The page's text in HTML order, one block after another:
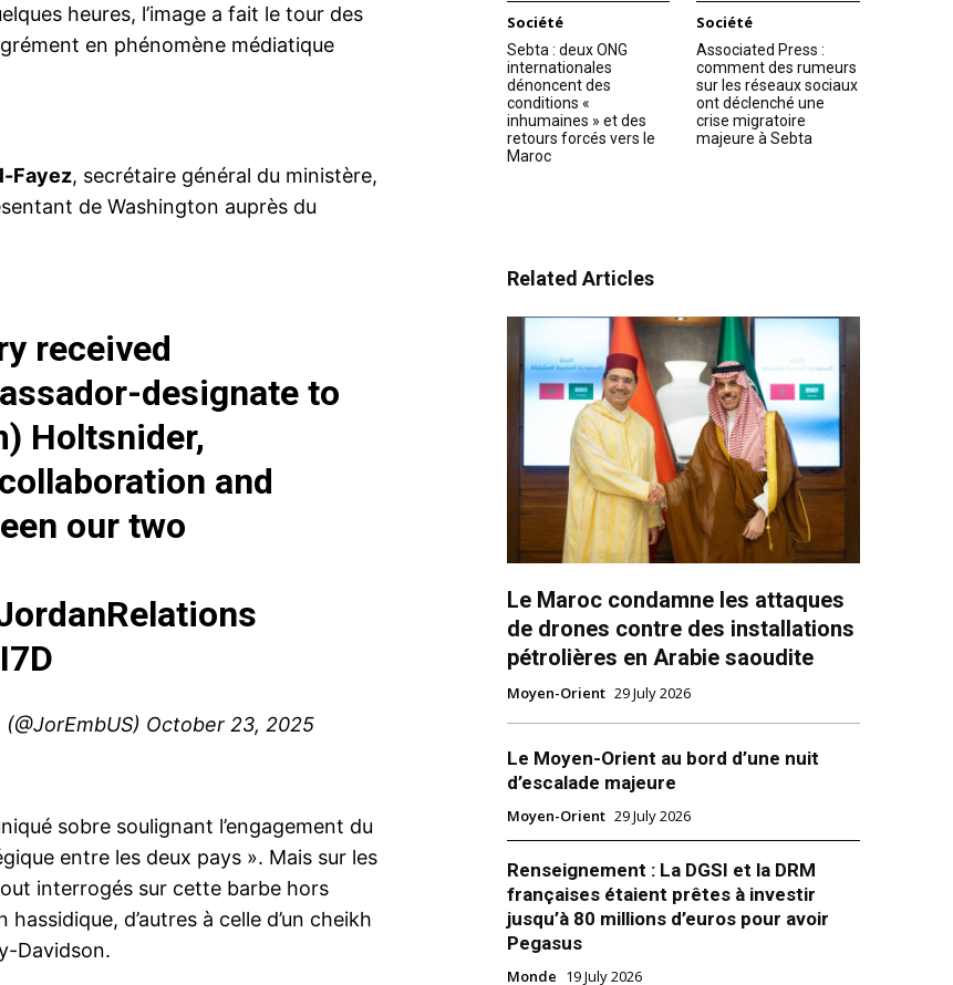
de
Insight Publications
Nous contacter
Formules d’abonnement
Mon compte
heures, l’image a fait le tour des
en phénomène médiatique
Fayez, secrétaire général du ministère,
de Washington auprès du
received
designate to
Holtsnider,
and
our two
October 23, 2025
sobre soulignant l’engagement du
entre les deux pays ». Mais sur les
interrogés sur cette barbe hors
d’autres à celle d’un cheikh
Davidson.
Société
Sebta : deux ONG
internationales
dénoncent des
conditions «
inhumaines » et des
retours forcés vers le
Maroc
Société
Associated Press :
comment des rumeurs
sur les réseaux sociaux
ont déclenché une
crise migratoire
majeure à Sebta
Related Articles
Le Maroc condamne les attaques
de drones contre des installations
pétrolières en Arabie saoudite
Moyen-Orient 29 July 2026
Le Moyen-Orient au bord d’une nuit
d’escalade majeure
Moyen-Orient 29 July 2026
Renseignement : La DGSI et la DRM
françaises étaient prêtes à investir
jusqu’à 80 millions d’euros pour avoir
Pegasus
Monde 19 July 2026